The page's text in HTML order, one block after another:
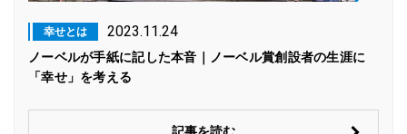
幸せとは 2023.11.24
ノーベルが手紙に記した本音｜ノーベル賞創設者の生涯に
「幸せ」を考える